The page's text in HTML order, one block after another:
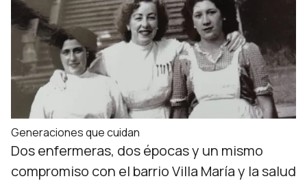
Generaciones que cuidan
Dos enfermeras, dos épocas y un mismo
compromiso con el barrio Villa María y la salud